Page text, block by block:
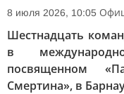
8 июля 2026, 10:05
Шестнадцать
в
посвященном
Смертина», в